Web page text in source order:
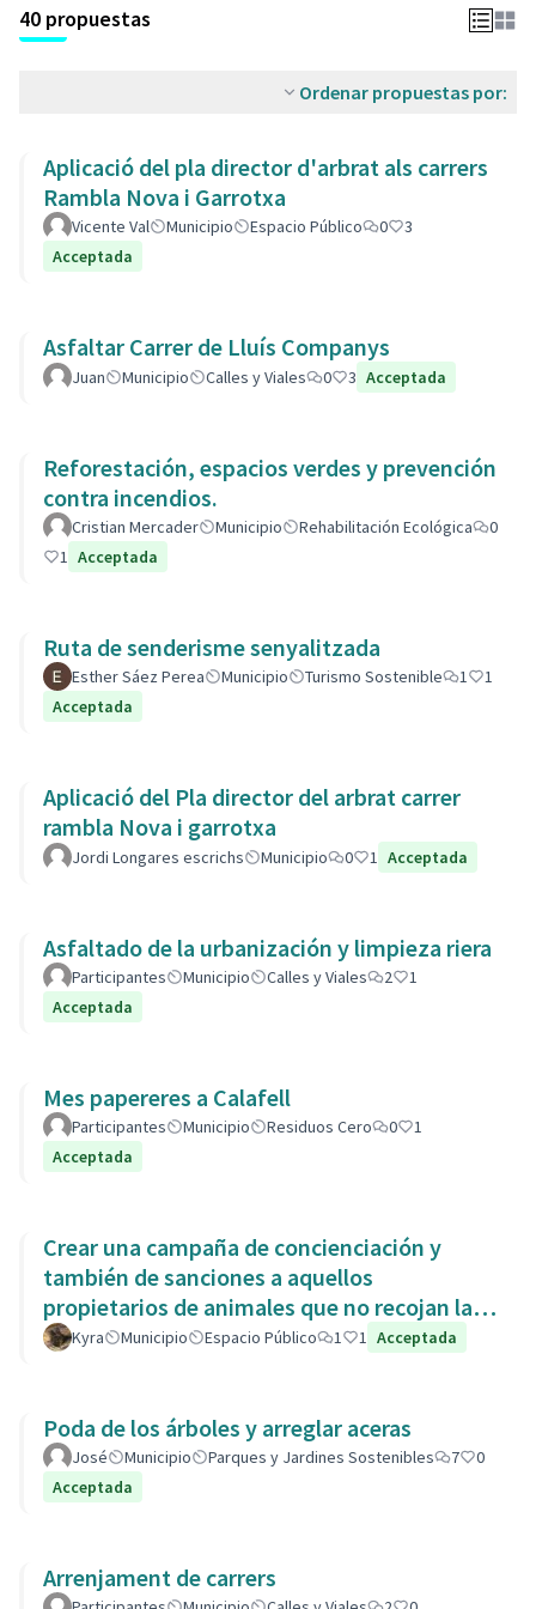
40 propuestas
Ordenar propuestas por:
Aplicació del pla director d'arbrat als carrers
Rambla Nova i Garrotxa
Vicente Val Municipio Espacio Público 0
3
Acceptada
Asfaltar Carrer de Lluís Companys
Juan Municipio Calles y Viales 0 3 Acceptada
Reforestación, espacios verdes y prevención
contra incendios.
Cristian Mercader Municipio Rehabilitación Ecológica
0
1 Acceptada
Ruta de senderisme senyalitzada
Esther Sáez Perea Municipio Turismo Sostenible 1
1
Acceptada
Aplicació del Pla director del arbrat carrer
rambla Nova i garrotxa
Jordi Longares escrichs Municipio 0 1 Acceptada
Asfaltado de la urbanización y limpieza riera
Participantes Municipio Calles y Viales 2
1
Acceptada
Mes papereres a Calafell
Participantes Municipio Residuos Cero 0
1
Acceptada
Crear una campaña de concienciación y
también de sanciones a aquellos
propietarios de animales que no recojan las
heces de las aceras. Es responsabili
Kyra Municipio Espacio Público 1 1 Acceptada
Poda de los árboles y arreglar aceras
José Municipio Parques y Jardines Sostenibles 7
0
Acceptada
Arrenjament de carrers